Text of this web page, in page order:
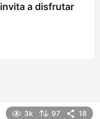
a disfrutar
3k 97 18